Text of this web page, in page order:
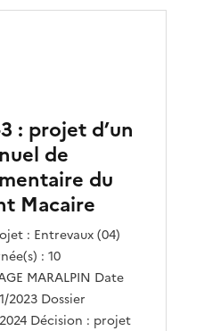
: projet d’un
de
du
Macaire
: Entrevaux (04)
: 10
MARALPIN Date
2023 Dossier
Décision : projet